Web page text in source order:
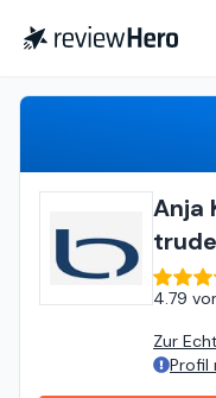
Anja
4.79
Zur
Profil